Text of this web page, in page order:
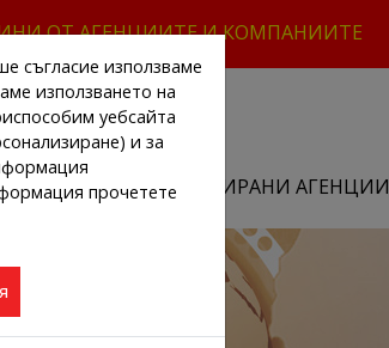
ОТ АГЕНЦИИТЕ И КОМПАНИИТЕ
РЕГИСТРИРАНИ АГЕНЦИИ
съгласие използваме
използването на
уебсайта
и за
прочетете